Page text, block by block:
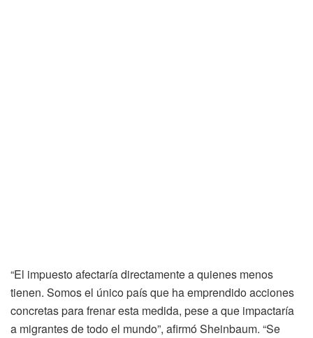
“El impuesto afectaría directamente a quienes menos
tienen. Somos el único país que ha emprendido acciones
concretas para frenar esta medida, pese a que impactaría
a migrantes de todo el mundo”, afirmó Sheinbaum. “Se